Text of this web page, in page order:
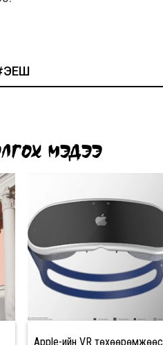
МЭДЭЭ
Apple-ийн VR төхөөрөмжөөс